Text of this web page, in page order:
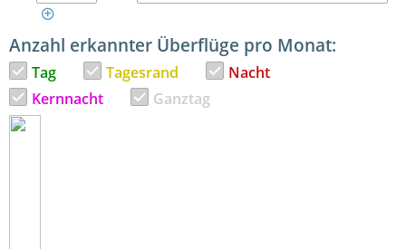

Anzahl erkannter Überflüge pro Monat:
Tag Tagesrand
Nacht
Kernnacht
Ganztag